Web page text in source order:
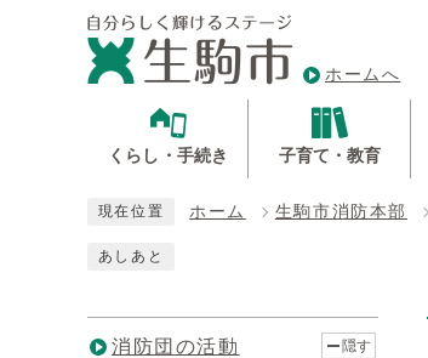
ホームへ
くらし・手続き 子育て・教育
現在位置 ホーム 生駒市消防本部
あしあと
消防団の活動 隠す